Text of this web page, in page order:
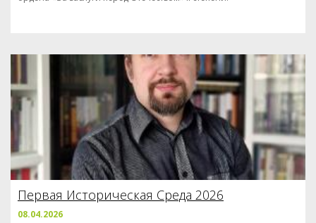
Первая Историческая Среда 2026
08.04.2026